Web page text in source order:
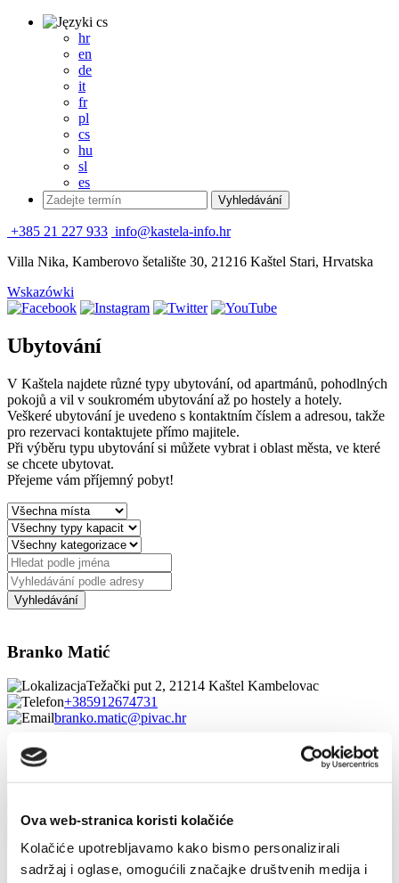
Ova web-stranica koristi kolačiće
Kolačiće upotrebljavamo kako bismo personalizirali
sadržaj i oglase, omogućili značajke društvenih medija i
cs
hr
en
de
it
fr
pl
cs
hu
sl
es
+385 21 227 933 info@kastela-info.hr
Villa Nika, Kamberovo šetalište 30, 21216 Kaštel Stari, Hrvatska
Wskazówki
Ubytování
V Kaštela najdete různé typy ubytování, od apartmánů, pohodlných
pokojů a vil v soukromém ubytování až po hostely a hotely.
Veškeré ubytování je uvedeno s kontaktním číslem a adresou, takže
pro rezervaci kontaktujete přímo majitele.
Při výběru typu ubytování si můžete vybrat i oblast města, ve které
se chcete ubytovat.
Přejeme vám příjemný pobyt!
Branko Matić
Težački put 2, 21214 Kaštel Kambelovac
+385912674731
branko.matic@pivac.hr
Cecilija Žulj
+385919105754
1/4